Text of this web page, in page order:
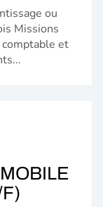
ou
Missions
comptable et